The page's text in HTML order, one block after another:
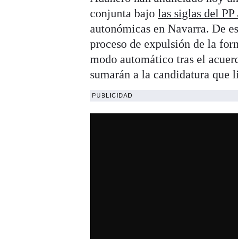
conjunta bajolas siglas del
autonómicas en Navarra. De
proceso de expulsión de la
modo automático tras el
sumarán a la candidatura que
PUBLICIDAD